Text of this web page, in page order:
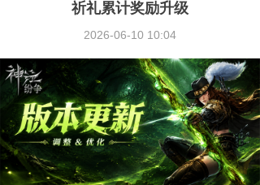
祈礼累计奖励升级
2026-06-10 10:04